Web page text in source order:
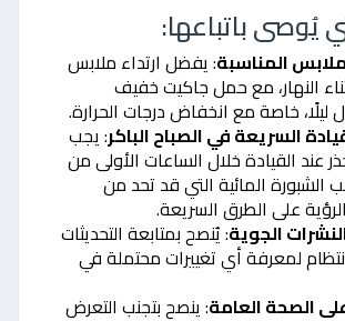
يُوصى باتباعها:
المناسبة: يفضل ارتداء ملابس
النهار، مع حمل جاكيت خفيف
ليلًا، خاصة مع انخفاض درجات الحرارة.
السريعة في الصباح الباكر: يجب
عند القيادة خلال الساعات الأولى من
الشبورة المائية التي قد تحد من
على الطرق السريعة.
الجوية: يُنصح بمتابعة التحديثات
لمعرفة أي تغييرات محتملة في
الصحة العامة: ينصح بتجنب التعرض